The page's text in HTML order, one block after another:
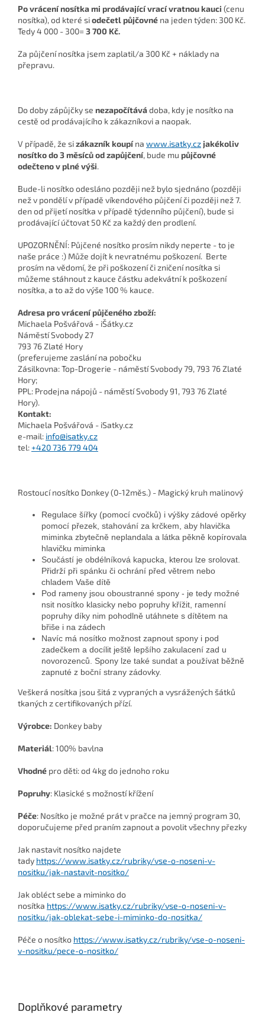
Po vrácení nosítka mi prodávající vrací vratnou kauci (cenu
nosítka), od které siodečetl půjčovné na jeden týden: 300 Kč.
Tedy 4 000 - 300=3 700 Kč.
Za půjčení nosítka jsem zaplatil/a 300 Kč + náklady na
přepravu.
Do doby zápůjčky se nezapočítávádoba, kdy je nosítko na
cestě od prodávajícího k zákazníkovi a naopak.
V případě, že sizákazník koupína www.isatky.cz jakékoliv
nosítko do 3 měsíců od zapůjčení, bude mu půjčovné
odečteno v plné výši.
Bude-li nosítko odesláno později než bylo sjednáno (později
než v pondělí v případě víkendového půjčení či později než 7.
den od přijetí nosítka v případě týdenního půjčení), bude si
prodávající účtovat 50 Kč za každý den prodlení.
UPOZORNĚNÍ: Půjčené nosítko prosím nikdy neperte - to je
naše práce :) Může dojít k nevratnému poškození. Berte
prosím na vědomí, že při poškození či zničení nosítka si
můžeme stáhnout z kauce částku adekvátní k poškození
nosítka, a to až do výše 100 % kauce.
Adresa pro vrácení půjčeného zboží:
Michaela Pošvářová - iŠátky.cz
Náměstí Svobody 27
793 76 Zlaté Hory
(preferujeme zaslání na pobočku
Zásilkovna: Top-Drogerie - náměstí Svobody 79, 793 76 Zlaté
Hory;
PPL: Prodejna nápojů - náměstí Svobody 91, 793 76 Zlaté
Hory).
Kontakt:
Michaela Pošvářová - iSatky.cz
e-mail: info@isatky.cz
tel:+420 736 779 404
Rostoucí nosítko Donkey (0-12měs.) - Magický kruh malinový
Regulace šířky (pomocí cvočků) i výšky zádové opěrky
pomocí přezek, stahování za krčkem, aby hlavička
miminka zbytečně neplandala a látka pěkně kopírovala
hlavičku miminka
Součástí je obdélníková kapucka, kterou lze srolovat.
Přidrží při spánku či ochrání před větrem nebo
chladem Vaše dítě
Pod rameny jsou oboustranné spony - je tedy možné
nsit nosítko klasicky nebo popruhy křížit, ramenní
popruhy díky nim pohodlně utáhnete s dítětem na
břiše i na zádech
Navíc má nosítko možnost zapnout spony i pod
zadečkem a docílit ještě lepšího zakulacení zad u
novorozenců. Spony lze také sundat a používat běžně
zapnuté z boční strany zádovky.
Veškerá nosítka jsou šitá z vypraných a vysrážených šátků
tkaných z certifikovaných přízí.
Výrobce: Donkey baby
Materiál: 100% bavlna
Vhodné pro děti: od 4kg do jednoho roku
Popruhy: Klasické s možností křížení
Péče: Nosítko je možné prát v pračce na jemný program 30,
doporučujeme před praním zapnout a povolit všechny přezky
Jak nastavit nosítko najdete
tady https://www.isatky.cz/rubriky/vse-o-noseni-v-
nositku/jak-nastavit-nositko/
Jak obléct sebe a miminko do
nosítka https://www.isatky.cz/rubriky/vse-o-noseni-v-
nositku/jak-oblekat-sebe-i-miminko-do-nositka/
Péče o nosítko https://www.isatky.cz/rubriky/vse-o-noseni-
v-nositku/pece-o-nositko/
Doplňkové parametry